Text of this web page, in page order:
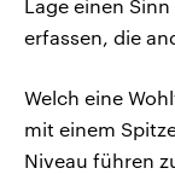
Lage einen
erfassen, die
Welch eine
mit einem
Niveau führen